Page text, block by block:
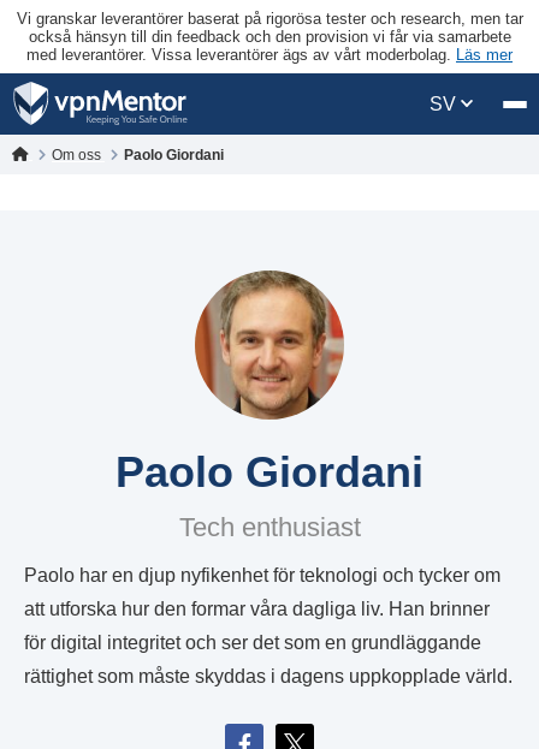
Vi granskar leverantörer baserat på rigorösa tester och research, men tar
också hänsyn till din feedback och den provision vi får via samarbete
med leverantörer. Vissa leverantörer ägs av vårt moderbolag. Läs mer
SV
Om oss Paolo Giordani
Paolo Giordani
Tech enthusiast
Paolo har en djup nyfikenhet för teknologi och tycker om
att utforska hur den formar våra dagliga liv. Han brinner
för digital integritet och ser det som en grundläggande
rättighet som måste skyddas i dagens uppkopplade värld.